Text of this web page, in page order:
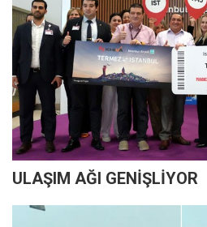
ULAŞIM AĞI GENİŞLİYOR